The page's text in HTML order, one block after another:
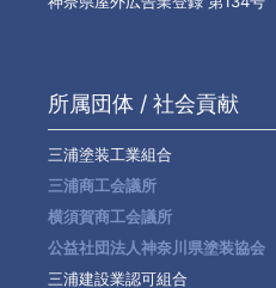
所属団体 / 社会貢献
三浦塗装工業組合
三浦商工会議所
横須賀商工会議所
公益社団法人神奈川県塗装協会
三浦建設業認可組合